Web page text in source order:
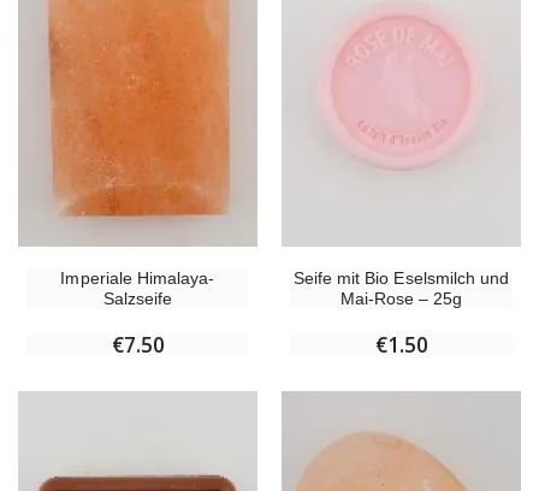
Imperiale Himalaya-
Salzseife
€7.50
Seife mit Bio Eselsmilch und
Mai-Rose – 25g
€1.50